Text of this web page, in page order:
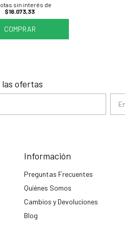
sin interés de
$16.073,33
COMPRAR
ofertas
Información
Preguntas Frecuentes
Quiénes Somos
Cambios y Devoluciones
Blog